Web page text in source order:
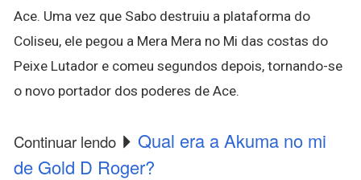
Ace. Uma vez que Sabo destruiu a plataforma do
Coliseu, ele pegou a Mera Mera no Mi das costas do
Peixe Lutador e comeu segundos depois, tornando-se
o novo portador dos poderes de Ace.
Continuar lendo
Qual era a Akuma no mi
de Gold D Roger?